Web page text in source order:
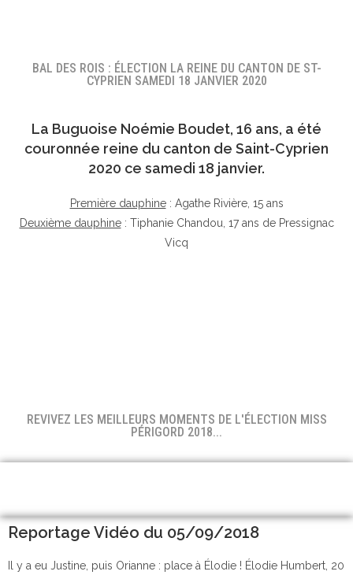
BAL DES ROIS : ÉLECTION LA REINE DU CANTON DE ST-
CYPRIEN SAMEDI 18 JANVIER 2020
La Buguoise Noémie Boudet, 16 ans, a été
couronnée reine du canton de Saint-Cyprien
2020 ce samedi 18 janvier.
Première dauphine: Agathe Rivière, 15 ans
Deuxième dauphine: Tiphanie Chandou, 17 ans de Pressignac
Vicq
REVIVEZ LES MEILLEURS MOMENTS DE L'ÉLECTION MISS
PÉRIGORD 2018...
Reportage Vidéo du 05/09/2018
Il y a eu Justine, puis Orianne : place à Élodie ! Élodie Humbert, 20